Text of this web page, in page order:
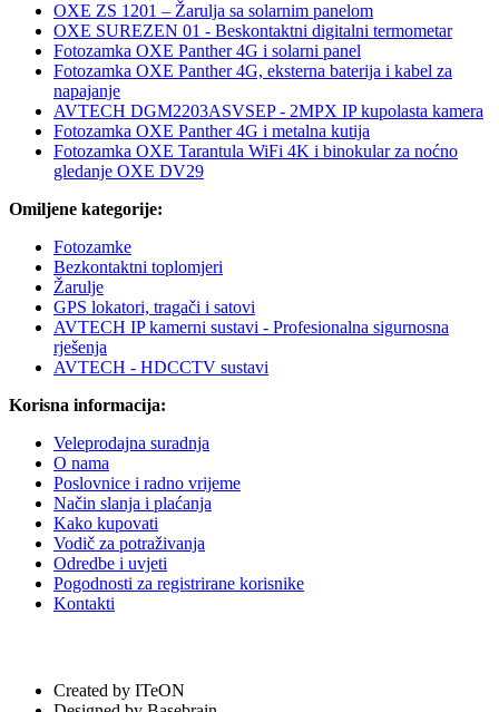
OXE ZS 1201 – Žarulja sa solarnim panelom
OXE SUREZEN 01 - Beskontaktni digitalni termometar
Fotozamka OXE Panther 4G i solarni panel
Fotozamka OXE Panther 4G, eksterna baterija i kabel za
napajanje
AVTECH DGM2203ASVSEP - 2MPX IP kupolasta kamera
Fotozamka OXE Panther 4G i metalna kutija
Fotozamka OXE Tarantula WiFi 4K i binokular za noćno
gledanje OXE DV29
Omiljene kategorije:
Fotozamke
Bezkontaktni toplomjeri
Žarulje
GPS lokatori, tragači i satovi
AVTECH IP kamerni sustavi - Profesionalna sigurnosna
rješenja
AVTECH - HDCCTV sustavi
Korisna informacija:
Veleprodajna suradnja
O nama
Poslovnice i radno vrijeme
Način slanja i plaćanja
Kako kupovati
Vodič za potraživanja
Odredbe i uvjeti
Pogodnosti za registrirane korisnike
Kontakti
Created by ITeON